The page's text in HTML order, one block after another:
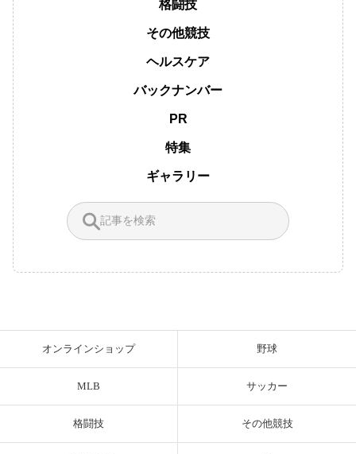
格闘技
その他競技
ヘルスケア
バックナンバー
PR
特集
ギャラリー
オンラインショップ 野球
MLB サッカー
格闘技 その他競技